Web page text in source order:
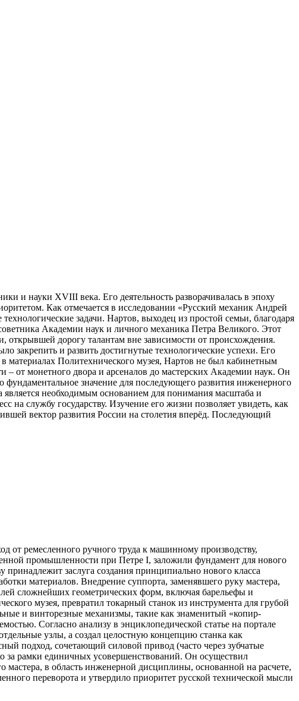
и науки XVIII века. Его деятельность разворачивалась в эпоху
Как отмечается в исследовании «Русский механик Андрей
задачи. Нартов, выходец из простой семьи, благодаря
Академии наук и личного механика Петра Великого. Этот
открывшей дорогу талантам вне зависимости от происхождения.
закрепить и развить достигнутые технологические успехи. Его
материалах Политехнического музея, Нартов не был кабинетным
– от монетного двора и арсеналов до мастерских Академии наук. Он
значение для последующего развития инженерного
является необходимым основанием для понимания масштаба и
на службу государству. Изучение его жизни позволяет увидеть, как
вектор развития России на столетия вперёд. Последующий
от ремесленного ручного труда к машинному производству,
промышленности при Петре I, заложили фундамент для нового
заслуга создания принципиально нового класса
материалов. Внедрение суппорта, заменявшего руку мастера,
сложнейших геометрических форм, включая барельефы и
музея, превратил токарный станок из инструмента для грубой
и винторезные механизмы, такие как знаменитый «копир-
Согласно анализу в энциклопедической статье на портале
узлы, а создал целостную концепцию станка как
подход, сочетающий силовой привод (часто через зубчатые
за рамки единичных усовершенствований. Он осуществил
мастера, в область инженерной дисциплины, основанной на расчете,
переворота и утвердило приоритет русской технической мысли